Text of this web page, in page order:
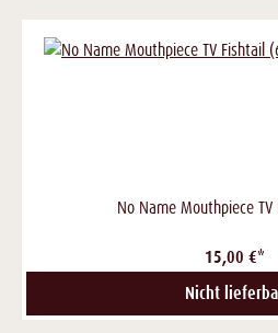
No Name Mouthpiece
15,00 €*
Nicht